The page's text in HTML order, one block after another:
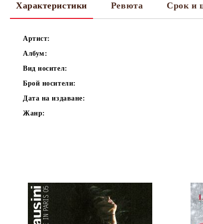
Характеристики Ревюта Срок и
Артист:
Албум:
Вид носител:
Брой носители:
Дата на издаване:
Жанр: